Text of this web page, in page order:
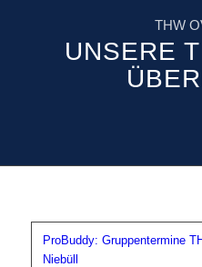
THW
UNSERE
ProBuddy: Gruppentermine
Niebüll